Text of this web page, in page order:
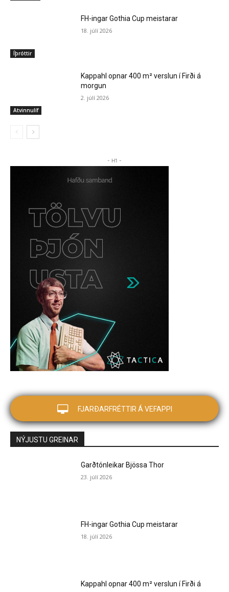
Íþróttir
FH-ingar Gothia Cup meistarar
18. júlí 2026
Atvinnulíf
Kappahl opnar 400 m² verslun í Firði á
morgun
2. júlí 2026
- H1 -
FJARÐARFRÉTTIR Á VEFAPPI
NÝJUSTU GREINAR
Garðtónleikar Bjössa Thor
23. júlí 2026
FH-ingar Gothia Cup meistarar
18. júlí 2026
Kappahl opnar 400 m² verslun í Firði á